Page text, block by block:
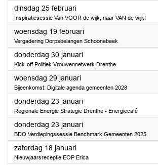
dinsdag 25 februari2025
Inspiratiesessie Van VOOR de wijk, naar VAN de wijk!
woensdag 19 februari2025
Vergadering Dorpsbelangen Schoonebeek
donderdag 30 januari2025
Kick-off Politiek Vrouwennetwerk Drenthe
woensdag 29 januari2025
Bijeenkomst: Digitale agenda gemeenten 2028
donderdag 23 januari2025
Regionale Energie Strategie Drenthe - Energiecafé
donderdag 23 januari2025
BDO Verdiepingssessie Benchmark Gemeenten 2025
zaterdag 18 januari2025
Nieuwjaarsreceptie EOP Erica